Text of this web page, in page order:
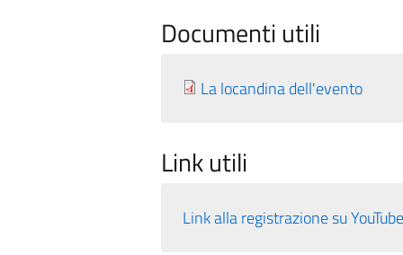
Documenti utili
La locandina dell'evento
Link utili
Link alla registrazione su YouTube